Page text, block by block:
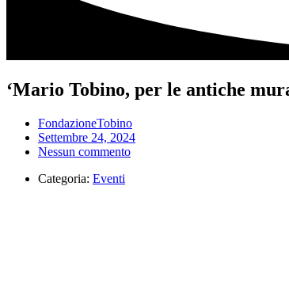
‘Mario Tobino, per le antiche
FondazioneTobino
Settembre 24, 2024
Nessun commento
Categoria: Eventi